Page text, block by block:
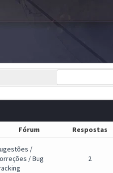
Fórum Respostas
/
/ Bug
2